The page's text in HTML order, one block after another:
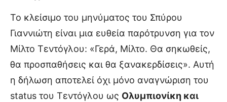
Το κλείσιμο του μηνύματος του Σπύρου
Γιαννιώτη είναι μια ευθεία παρότρυνση για τον
Μίλτο Τεντόγλου: «Γερά, Μίλτο. Θα σηκωθείς,
θα προσπαθήσεις και θα ξανακερδίσεις». Αυτή
η δήλωση αποτελεί όχι μόνο αναγνώριση του
status του Τεντόγλου ως Ολυμπιονίκη και